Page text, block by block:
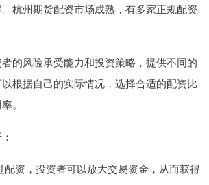
杭州期货配资市场成熟，有多家正规配资
的风险承受能力和投资策略，提供不同的
根据自己的实际情况，选择合适的配资比
。
资，投资者可以放大交易资金，从而获得